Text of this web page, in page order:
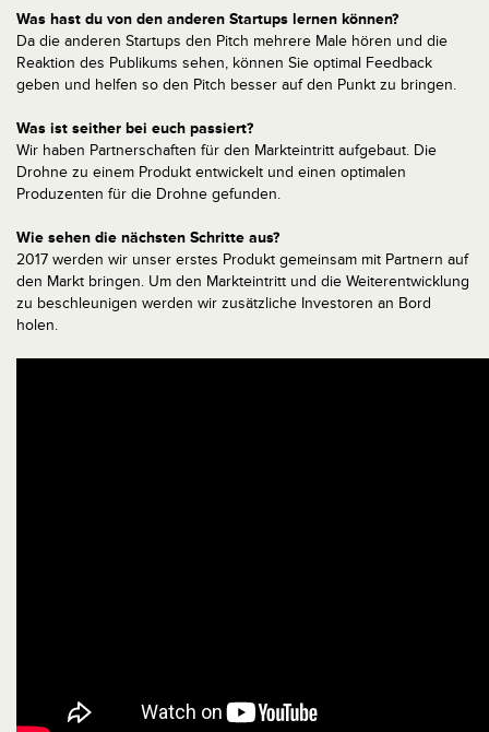
Was hast du von den anderen Startups lernen können?
Da die anderen Startups den Pitch mehrere Male hören und die
Reaktion des Publikums sehen, können Sie optimal Feedback
geben und helfen so den Pitch besser auf den Punkt zu bringen.
Was ist seither bei euch passiert?
Wir haben Partnerschaften für den Markteintritt aufgebaut. Die
Drohne zu einem Produkt entwickelt und einen optimalen
Produzenten für die Drohne gefunden.
Wie sehen die nächsten Schritte aus?
2017 werden wir unser erstes Produkt gemeinsam mit Partnern auf
den Markt bringen. Um den Markteintritt und die Weiterentwicklung
zu beschleunigen werden wir zusätzliche Investoren an Bord
holen.